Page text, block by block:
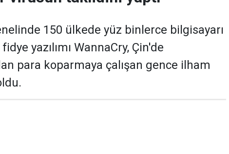
150 ülkede yüz binlerce bilgisayarı
yazılımı WannaCry, Çin'de
para koparmaya çalışan gence ilham